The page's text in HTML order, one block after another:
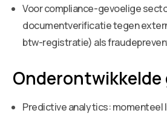
Voor compliance-gevoelige
documentverificatie tegen
btw-registratie) als
Onderontwikkelde
Predictive analytics: momenteel